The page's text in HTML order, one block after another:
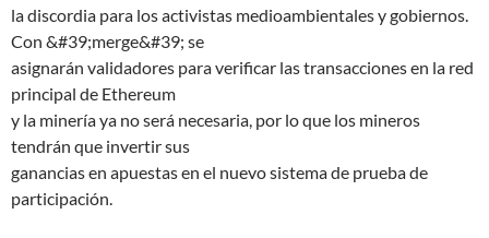
la discordia para los activistas medioambientales y gobiernos.
Con &#39;merge&#39; se
asignarán validadores para verificar las transacciones en la red
principal de Ethereum
y la minería ya no será necesaria, por lo que los mineros
tendrán que invertir sus
ganancias en apuestas en el nuevo sistema de prueba de
participación.